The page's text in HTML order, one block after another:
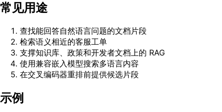
常见用途
查找能回答自然语言问题的文档片段
检索语义相近的客服工单
支撑知识库、政策和开发者文档上的 RAG
使用兼容嵌入模型搜索多语言内容
在交叉编码器重排前提供候选片段
示例